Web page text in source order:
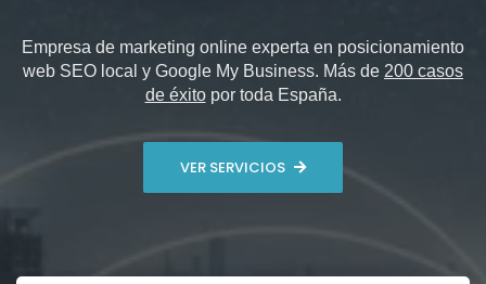
Empresa de marketing online experta en posicionamiento
web SEO local y Google My Business. Más de 200 casos
de éxitopor toda España.
VER SERVICIOS